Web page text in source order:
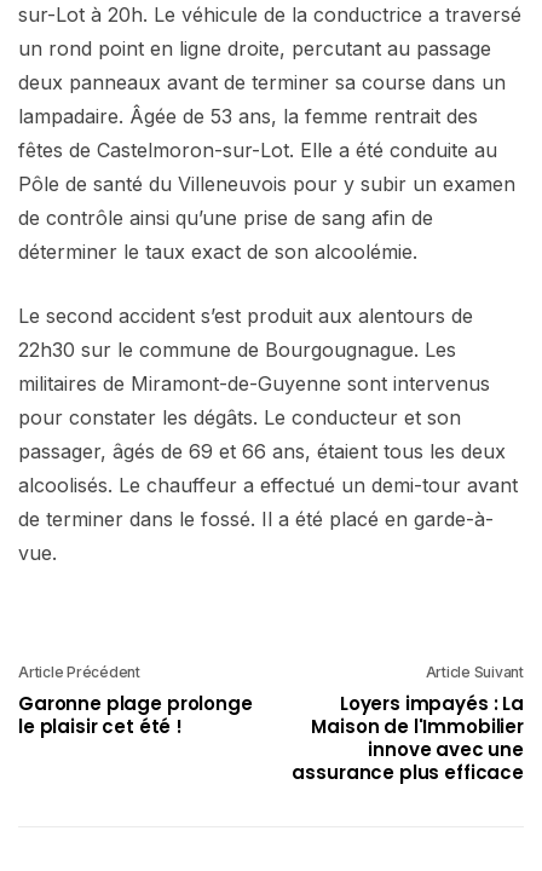
sur-Lot à 20h. Le véhicule de la conductrice a traversé
un rond point en ligne droite, percutant au passage
deux panneaux avant de terminer sa course dans un
lampadaire. Âgée de 53 ans, la femme rentrait des
fêtes de Castelmoron-sur-Lot. Elle a été conduite au
Pôle de santé du Villeneuvois pour y subir un examen
de contrôle ainsi qu’une prise de sang afin de
déterminer le taux exact de son alcoolémie.
Le second accident s’est produit aux alentours de
22h30 sur le commune de Bourgougnague. Les
militaires de Miramont-de-Guyenne sont intervenus
pour constater les dégâts. Le conducteur et son
passager, âgés de 69 et 66 ans, étaient tous les deux
alcoolisés. Le chauffeur a effectué un demi-tour avant
de terminer dans le fossé. Il a été placé en garde-à-
vue.
Article Précédent
Garonne plage prolonge
le plaisir cet été !
Article Suivant
Loyers impayés : La
Maison de l'Immobilier
innove avec une
assurance plus efficace